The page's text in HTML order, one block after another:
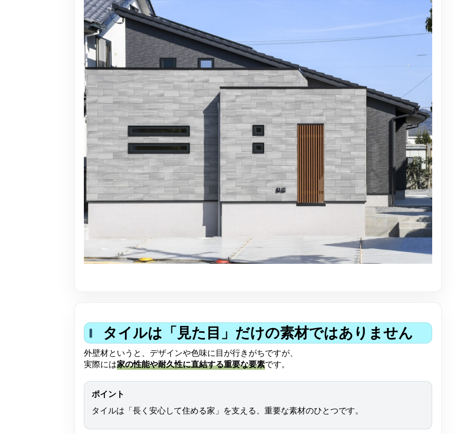
CHIKEN
チケンホームの住まいづ
イベント情報
展示場
建築実例
チケンホームが手がけた
自由設計でご提案する
家づくりコラ
タイルは「見た目」だけの素材ではありません
外壁材というと、デザインや色味に目が行きがちですが、
実際には家の性能や耐久性に直結する重要な要素です。
ポイント
タイルは「長く安心して住める家」を支える、重要な素材のひとつです。